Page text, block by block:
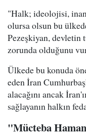
"Halk; ideolojisi,
olursa olsun bu
Pezeşkiyan, devletin
zorunda olduğunu
Ülkede bu konuda
eden İran
alacağını ancak
sağlayanın halkın
"Mücteba